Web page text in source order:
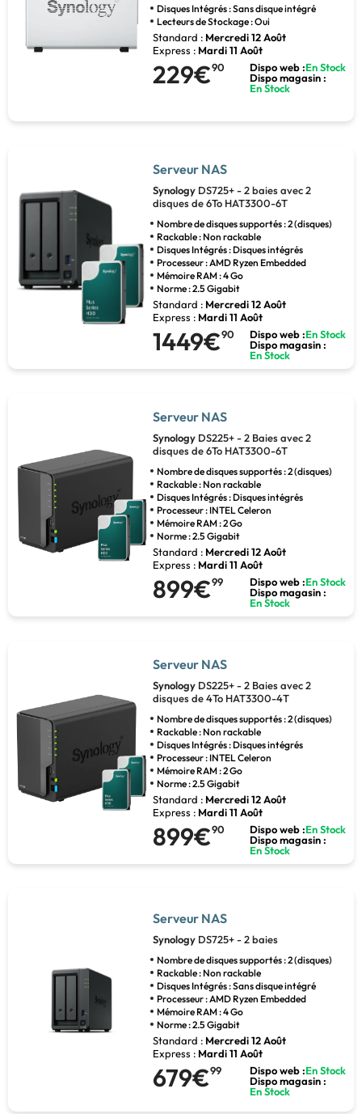
Disques Intégrés : Sans disque intégré
Lecteurs de Stockage : Oui
Standard : Mercredi 12 Août
Express : Mardi 11 Août
229€90 Dispo web :En Stock
Dispo magasin :
En Stock
Serveur NAS
Synology DS725+ - 2 baies avec 2
disques de 6To HAT3300-6T
Nombre de disques supportés : 2 (disques)
Rackable : Non rackable
Disques Intégrés : Disques intégrés
Processeur : AMD Ryzen Embedded
Mémoire RAM : 4 Go
Norme : 2.5 Gigabit
Standard : Mercredi 12 Août
Express : Mardi 11 Août
1449€90 Dispo web :En Stock
Dispo magasin :
En Stock
Serveur NAS
Synology DS225+ - 2 Baies avec 2
disques de 6To HAT3300-6T
Nombre de disques supportés : 2 (disques)
Rackable : Non rackable
Disques Intégrés : Disques intégrés
Processeur : INTEL Celeron
Mémoire RAM : 2 Go
Norme : 2.5 Gigabit
Standard : Mercredi 12 Août
Express : Mardi 11 Août
899€99 Dispo web :En Stock
Dispo magasin :
En Stock
Serveur NAS
Synology DS225+ - 2 Baies avec 2
disques de 4To HAT3300-4T
Nombre de disques supportés : 2 (disques)
Rackable : Non rackable
Disques Intégrés : Disques intégrés
Processeur : INTEL Celeron
Mémoire RAM : 2 Go
Norme : 2.5 Gigabit
Standard : Mercredi 12 Août
Express : Mardi 11 Août
899€90 Dispo web :En Stock
Dispo magasin :
En Stock
Serveur NAS
Synology DS725+ - 2 baies
Nombre de disques supportés : 2 (disques)
Rackable : Non rackable
Disques Intégrés : Sans disque intégré
Processeur : AMD Ryzen Embedded
Mémoire RAM : 4 Go
Norme : 2.5 Gigabit
Standard : Mercredi 12 Août
Express : Mardi 11 Août
679€99 Dispo web :En Stock
Dispo magasin :
En Stock